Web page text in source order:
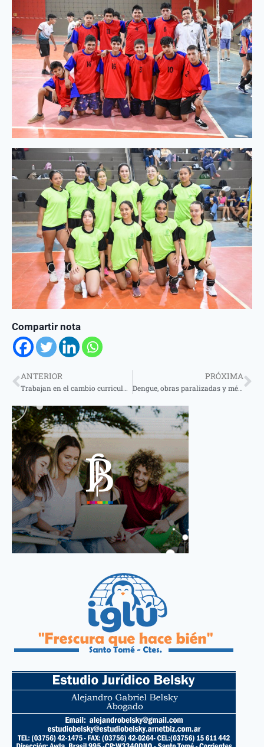
Compartir nota
ANTERIOR
Trabajan en el cambio curricular de la Licenciatura en Comercio Exterior
PRÓXIMA
Dengue, obras paralizadas y médicos pronto a jubilarse, los temas abordados por el director del Hospital